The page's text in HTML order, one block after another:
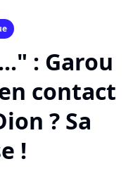
: Garou
contact
? Sa
!